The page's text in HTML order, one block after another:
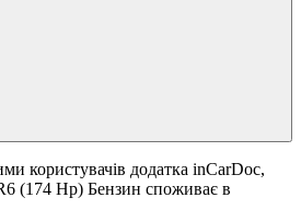
користувачів додатка inCarDoc,
(174 Hp) Бензин споживає в